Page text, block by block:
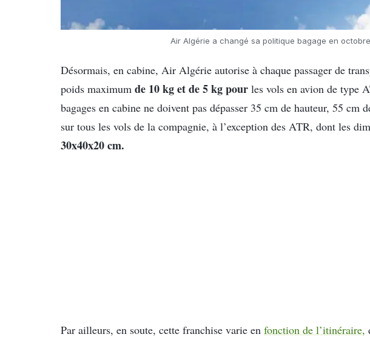
Air Algérie a changé sa politique bagage en
Désormais, en cabine, Air Algérie autorise à chaque passager de
poids maximum de 10 kg et de 5 kg pour les vols en avion de type
bagages en cabine ne doivent pas dépasser 35 cm de hauteur, 55 cm
sur tous les vols de la compagnie, à l’exception des ATR, dont les
30x40x20 cm.
Par ailleurs, en soute, cette franchise varie en fonction de l’itinéraire,